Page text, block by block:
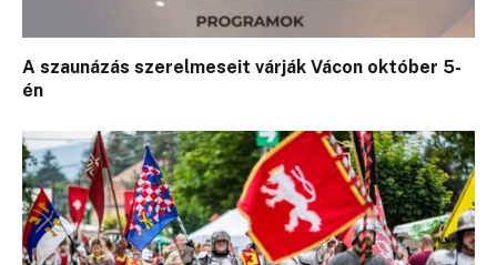
A szaunázás szerelmeseit várják Vácon október 5-
én